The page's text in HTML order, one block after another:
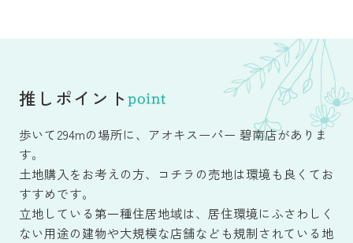
推しポイント
歩いて294mの場所に、アオキスーパー 碧南店がありま
す。
土地購入をお考えの方、コチラの売地は環境も良くてお
すすめです。
立地している第一種住居地域は、居住環境にふさわしく
ない用途の建物や大規模な店舗なども規制されている地